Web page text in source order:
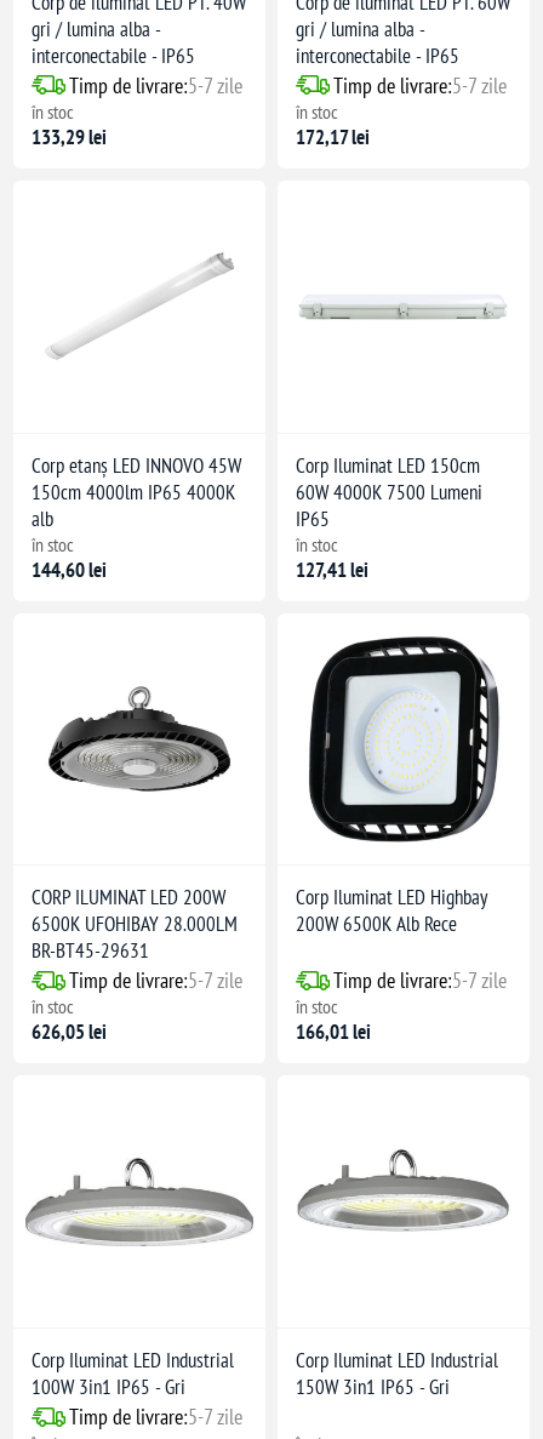
gri / lumina alba -
interconectabile - IP65
Timp de livrare:5-7 zile
în stoc
133,29 lei
gri / lumina alba -
interconectabile - IP65
Timp de livrare:5-7 zile
în stoc
172,17 lei
Corp etanș LED INNOVO 45W
150cm 4000lm IP65 4000K
alb
în stoc
144,60 lei
Corp Iluminat LED 150cm
60W 4000K 7500 Lumeni
IP65
în stoc
127,41 lei
CORP ILUMINAT LED 200W
6500K UFOHIBAY 28.000LM
BR-BT45-29631
Timp de livrare:5-7 zile
în stoc
626,05 lei
Corp Iluminat LED Highbay
200W 6500K Alb Rece
Timp de livrare:5-7 zile
în stoc
166,01 lei
Corp Iluminat LED Industrial
100W 3in1 IP65 - Gri
Timp de livrare:5-7 zile
Corp Iluminat LED Industrial
150W 3in1 IP65 - Gri